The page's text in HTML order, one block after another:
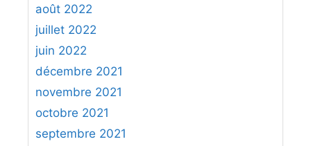
août 2022
juillet 2022
juin 2022
décembre 2021
novembre 2021
octobre 2021
septembre 2021